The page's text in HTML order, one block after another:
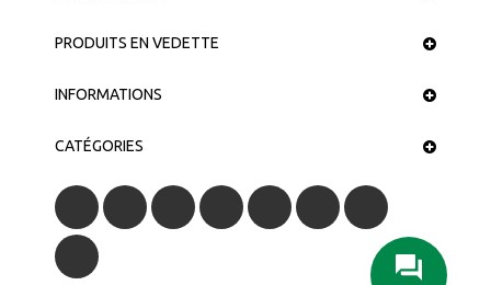
PRODUITS EN VEDETTE
INFORMATIONS
CATÉGORIES